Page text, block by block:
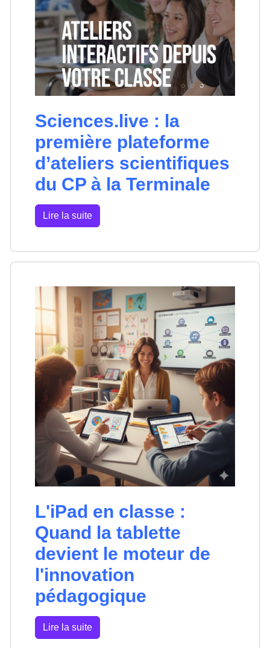
Sciences.live : la
première plateforme
d’ateliers scientifiques
du CP à la Terminale
Lire la suite
L'iPad en classe :
Quand la tablette
devient le moteur de
l'innovation
pédagogique
Lire la suite